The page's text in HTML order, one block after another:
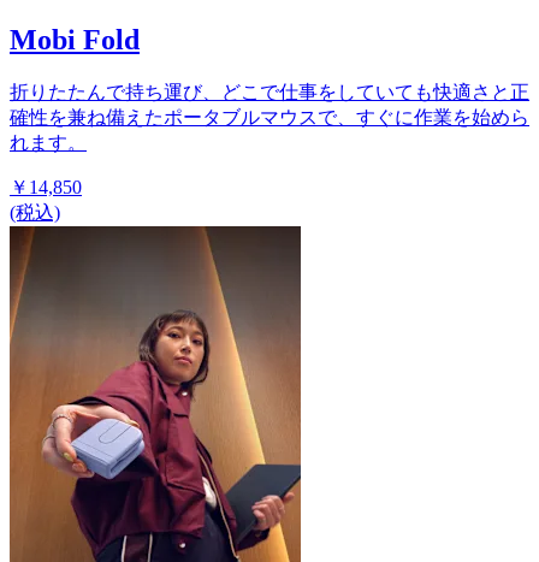
Mobi Fold
折りたたんで持ち運び、どこで仕事をしていても快適さと正
確性を兼ね備えたポータブルマウスで、すぐに作業を始めら
れます。
￥14,850
(税込)